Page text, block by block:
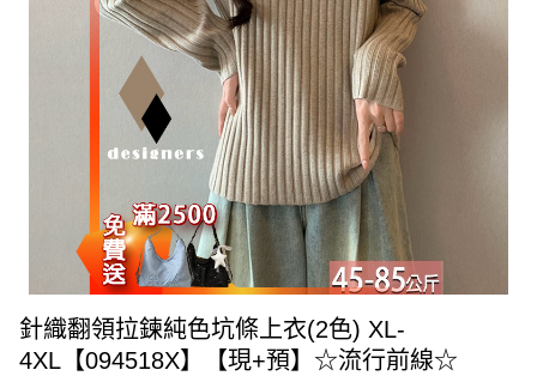
針織翻領拉鍊純色坑條上衣(2色) XL-
4XL【094518X】【現+預】☆流行前線☆